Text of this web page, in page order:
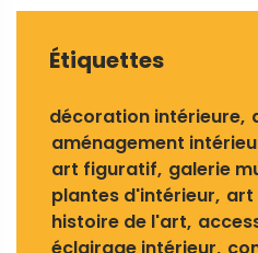
Étiquettes
décoration intérieure
aménagement
art figuratif galerie
plantes d'intérieur art
histoire de l'art